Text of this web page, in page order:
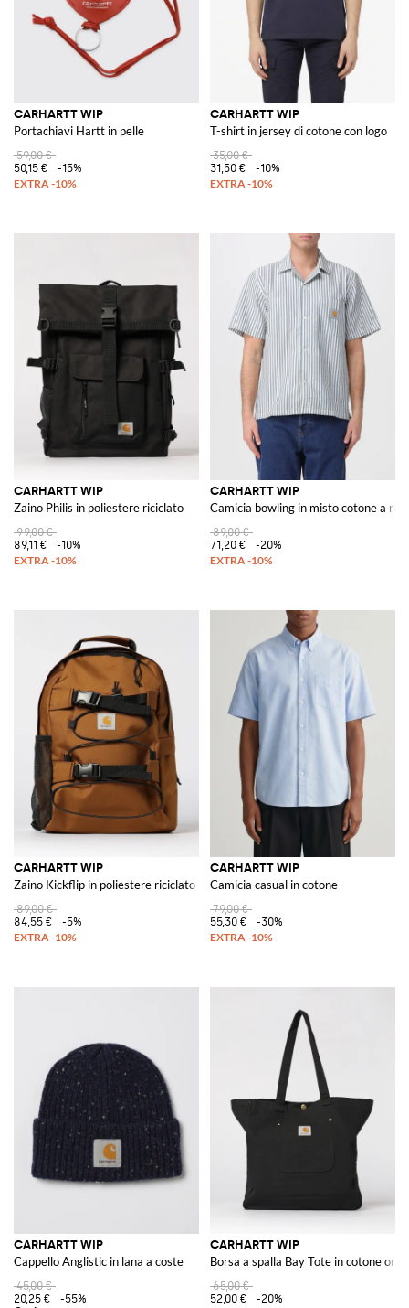
CARHARTT WIP
Portachiavi Hartt in pelle
59,00 €
50,15 €
-15%
CARHARTT WIP
T-shirt in jersey di cotone con logo
35,00 €
31,50 €
-10%
CARHARTT WIP
Zaino Philis in poliestere riciclato
99,00 €
89,11 €
-10%
CARHARTT WIP
Camicia bowling in misto cotone a
89,00 €
71,20 €
-20%
CARHARTT WIP
Zaino Kickflip in poliestere riciclato
89,00 €
84,55 €
-5%
CARHARTT WIP
Camicia casual in cotone
79,00 €
55,30 €
-30%
CARHARTT WIP
Cappello Anglistic in lana a coste
45,00 €
20,25 €
-55%
CARHARTT WIP
Borsa a spalla Bay Tote in cotone
65,00 €
52,00 €
-20%